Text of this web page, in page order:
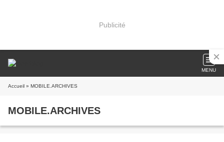
Publicité
MENU
Accueil » MOBILE.ARCHIVES
MOBILE.ARCHIVES